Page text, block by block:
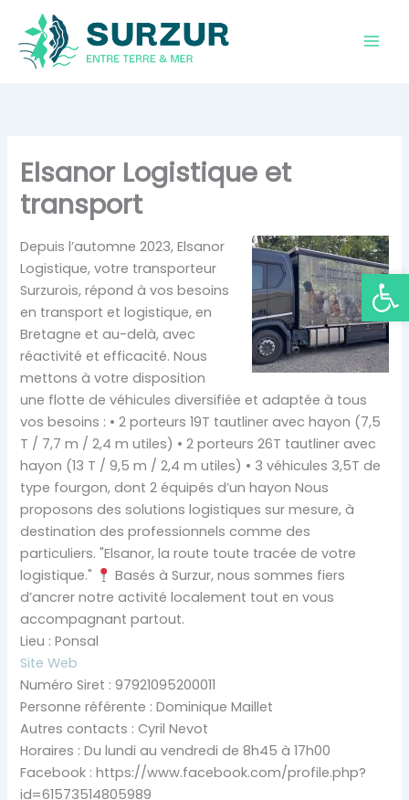
Ouvrir
contenu
Elsanor Logistique et
transport
Depuis l’automne 2023, Elsanor
Logistique, votre transporteur
Surzurois, répond à vos besoins
en transport et logistique, en
Bretagne et au-delà, avec
réactivité et efficacité. Nous
mettons à votre disposition
une flotte de véhicules diversifiée et adaptée à tous
vos besoins : • 2 porteurs 19T tautliner avec hayon (7,5
T / 7,7 m / 2,4 m utiles) • 2 porteurs 26T tautliner avec
hayon (13 T / 9,5 m / 2,4 m utiles) • 3 véhicules 3,5T de
type fourgon, dont 2 équipés d’un hayon Nous
proposons des solutions logistiques sur mesure, à
destination des professionnels comme des
particuliers. "Elsanor, la route toute tracée de votre
logistique."
Basés à Surzur, nous sommes fiers
d’ancrer notre activité localement tout en vous
accompagnant partout.
Lieu : Ponsal
Site Web
Numéro Siret : 97921095200011
Personne référente : Dominique Maillet
Autres contacts : Cyril Nevot
Horaires : Du lundi au vendredi de 8h45 à 17h00
Facebook : https://www.facebook.com/profile.php?
id=61573514805989